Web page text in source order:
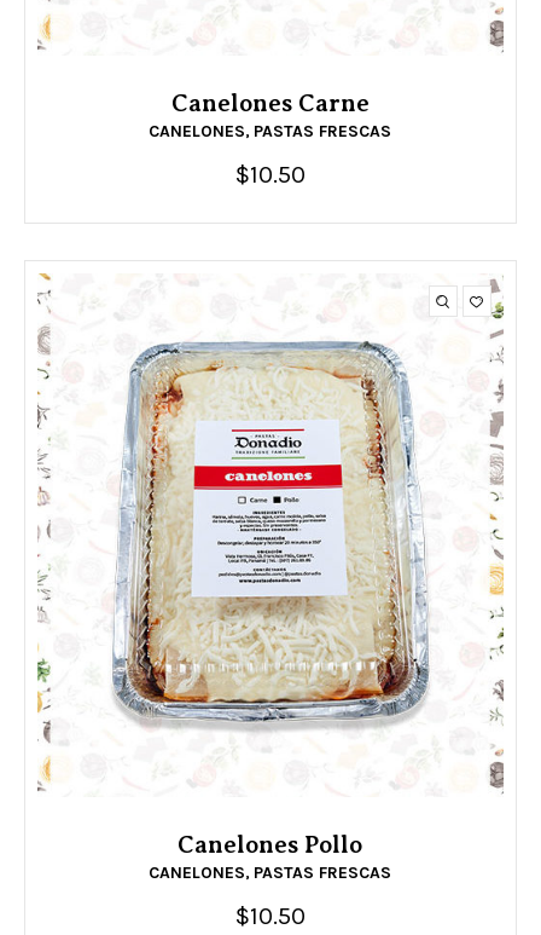
Canelones Carne
CANELONES, PASTAS FRESCAS
$10.50
Canelones Pollo
CANELONES, PASTAS FRESCAS
$10.50